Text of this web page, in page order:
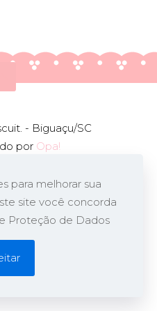
- Biguaçu/SC
por Opa!
para melhorar sua
site você concorda
Proteção de Dados